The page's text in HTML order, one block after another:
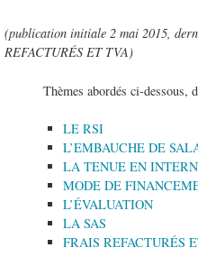
(publication initiale 2 mai 2015,
REFACTURÉS ET TVA)
Thèmes abordés ci-dessous,
LE RSI
L’EMBAUCHE DE
LA TENUE EN
MODE DE
L’ÉVALUATION
LA SAS
FRAIS REFACTURÉS